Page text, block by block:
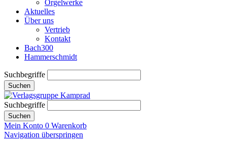
Orgelwerke
Aktuelles
Über uns
Vertrieb
Kontakt
Bach300
Hammerschmidt
Suchbegriffe
Suchen
Suchbegriffe
Suchen
Mein Konto 0 Warenkorb
Navigation überspringen